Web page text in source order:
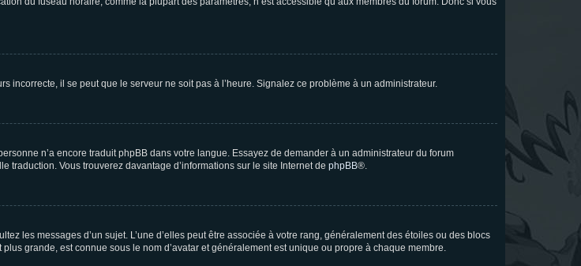
incorrecte, il se peut que le serveur ne soit pas à l’heure. Signalez ce problème à un administrateur.
n’a encore traduit phpBB dans votre langue. Essayez de demander à un administrateur du forum
traduction. Vous trouverez davantage d’informations sur le site Internet de phpBB®.
les messages d’un sujet. L’une d’elles peut être associée à votre rang, généralement des étoiles ou des blocs
grande, est connue sous le nom d’avatar et généralement est unique ou propre à chaque membre.